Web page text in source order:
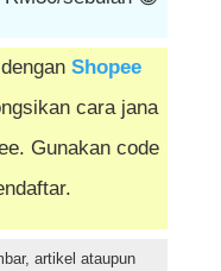
Shopee
cara jana
Gunakan code
artikel ataupun